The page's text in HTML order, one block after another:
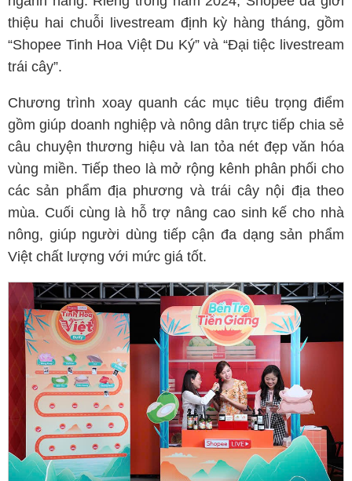
thiệu hai chuỗi livestream định kỳ hàng tháng, gồm
“Shopee Tinh Hoa Việt Du Ký” và “Đại tiệc livestream
trái cây”.
Chương trình xoay quanh các mục tiêu trọng điểm
gồm giúp doanh nghiệp và nông dân trực tiếp chia sẻ
câu chuyện thương hiệu và lan tỏa nét đẹp văn hóa
vùng miền. Tiếp theo là mở rộng kênh phân phối cho
các sản phẩm địa phương và trái cây nội địa theo
mùa. Cuối cùng là hỗ trợ nâng cao sinh kế cho nhà
nông, giúp người dùng tiếp cận đa dạng sản phẩm
Việt chất lượng với mức giá tốt.